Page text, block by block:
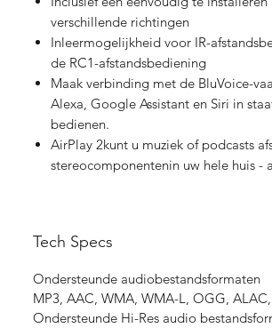
verschillende richtingen
Inleermogelijkheid voor IR-
de RC1-afstandsbediening
Maak verbinding met de BluVoice-
Alexa, Google Assistant en Siri in
bedienen.
AirPlay 2kunt u muziek of podcasts
stereocomponentenin uw hele huis -
Tech Specs
Ondersteunde audiobestandsformaten
MP3, AAC, WMA, WMA-L, OGG,
Ondersteunde Hi-Res audio